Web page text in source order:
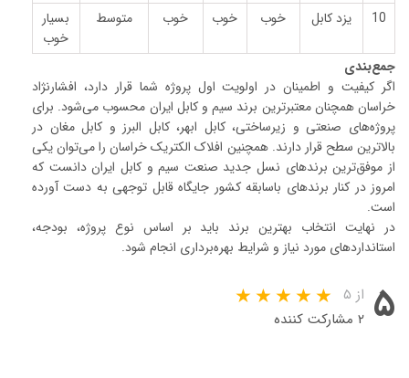
10 یزد کابل خوب خوب خوب متوسط
بسیار
خوب
جمع‌بندی
اگر کیفیت و اطمینان در اولویت اول پروژه شما قرار دارد، افشارنژاد
خراسان همچنان معتبرترین برند سیم و کابل ایران محسوب می‌شود. برای
پروژه‌های صنعتی و زیرساختی، کابل ابهر، کابل البرز و کابل مغان در
بالاترین سطح قرار دارند. همچنین افلاک الکتریک خراسان را می‌توان یکی
از موفق‌ترین برندهای نسل جدید صنعت سیم و کابل ایران دانست که
امروز در کنار برندهای باسابقه کشور جایگاه قابل توجهی به دست آورده
است.
در نهایت انتخاب بهترین برند باید بر اساس نوع پروژه، بودجه،
استانداردهای مورد نیاز و شرایط بهره‌برداری انجام شود.
۵ از ۵
۲ مشارکت کننده